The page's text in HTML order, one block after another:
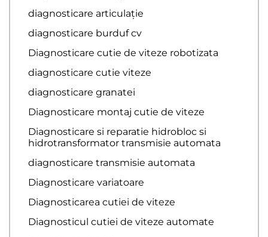
diagnosticare articulație
diagnosticare burduf cv
Diagnosticare cutie de viteze robotizata
diagnosticare cutie viteze
diagnosticare granatei
Diagnosticare montaj cutie de viteze
Diagnosticare si reparatie hidrobloc si
hidrotransformator transmisie automata
diagnosticare transmisie automata
Diagnosticare variatoare
Diagnosticarea cutiei de viteze
Diagnosticul cutiei de viteze automate